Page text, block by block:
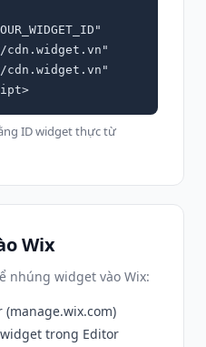
ID widget thực từ
Wix
nhúng widget vào Wix:
trong Editor